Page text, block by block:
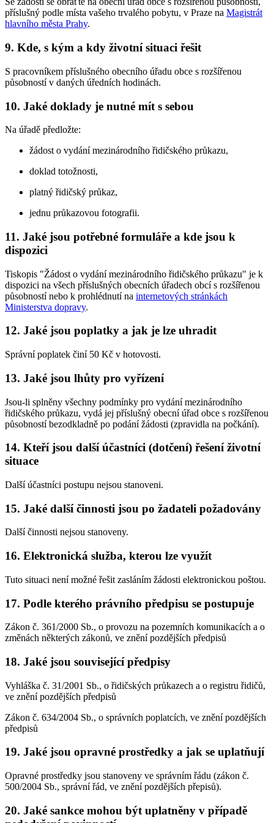
příslušný podle místa vašeho trvalého pobytu, v Praze na Magistrát
hlavního města Prahy.
9. Kde, s kým a kdy životní situaci řešit
S pracovníkem příslušného obecního úřadu obce s rozšířenou
působností v daných úředních hodinách.
10. Jaké doklady je nutné mít s sebou
Na úřadě předložte:
žádost o vydání mezinárodního řidičského průkazu,
doklad totožnosti,
platný řidičský průkaz,
jednu průkazovou fotografii.
11. Jaké jsou potřebné formuláře a kde jsou k
dispozici
Tiskopis "Žádost o vydání mezinárodního řidičského průkazu" je k
dispozici na všech příslušných obecních úřadech obcí s rozšířenou
působností nebo k prohlédnutí na internetových stránkách
Ministerstva dopravy.
12. Jaké jsou poplatky a jak je lze uhradit
Správní poplatek činí 50 Kč v hotovosti.
13. Jaké jsou lhůty pro vyřízení
Jsou-li splněny všechny podmínky pro vydání mezinárodního
řidičského průkazu, vydá jej příslušný obecní úřad obce s rozšířenou
působností bezodkladně po podání žádosti (zpravidla na počkání).
14. Kteří jsou další účastníci (dotčení) řešení životní
situace
Další účastníci postupu nejsou stanoveni.
15. Jaké další činnosti jsou po žadateli požadovány
Další činnosti nejsou stanoveny.
16. Elektronická služba, kterou lze využít
Tuto situaci není možné řešit zasláním žádosti elektronickou poštou.
17. Podle kterého právního předpisu se postupuje
Zákon č. 361/2000 Sb., o provozu na pozemních komunikacích a o
změnách některých zákonů, ve znění pozdějších předpisů
18. Jaké jsou související předpisy
Vyhláška č. 31/2001 Sb., o řidičských průkazech a o registru řidičů,
ve znění pozdějších předpisů
Zákon č. 634/2004 Sb., o správních poplatcích, ve znění pozdějších
předpisů
19. Jaké jsou opravné prostředky a jak se uplatňují
Opravné prostředky jsou stanoveny ve správním řádu (zákon č.
500/2004 Sb., správní řád, ve znění pozdějších přepisů).
20. Jaké sankce mohou být uplatněny v případě